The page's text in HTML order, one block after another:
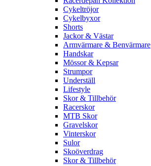
Cykeltröjor
Cykelbyxor
Shorts
Jackor & Västar
Armvärmare & Benvärmare
Handskar
Mössor & Kepsar
Strumpor
Underställ
Lifestyle
Skor & Tillbehör
Racerskor
MTB Skor
Gravelskor
Vinterskor
Sulor
Skoöverdrag
Skor & Tillbehör